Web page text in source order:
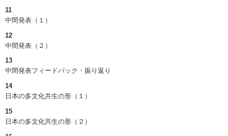
11
中間発表（１）
12
中間発表（２）
13
中間発表フィードバック・振り返り
14
日本の多文化共生の形（１）
15
日本の多文化共生の形（２）